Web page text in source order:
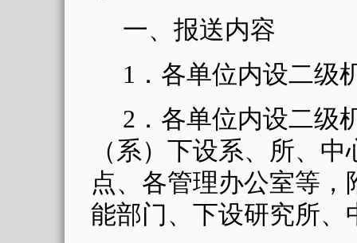
一、报送内容
1 ．各单位内设二级
2 ．各单位内设二级
（系）下设系、所、
点、各管理办公室等
能部门、下设研究所、